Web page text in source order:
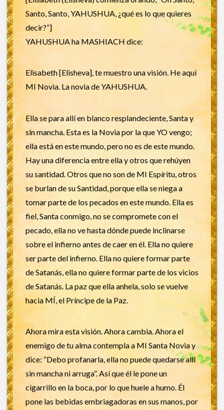
Santo, Santo, YAHUSHUA, ¿qué es lo que quieres
decir?”]
YAHUSHUA ha MASHIACH dice:
Elisabeth [Elisheva], te muestro una visión. He aquí
MI Novia. La novia de YAHUSHUA.
Ella se para allí en blanco resplandeciente, Santa y
sin mancha. Esta es la Novia por la que YO vengo;
ella está en este mundo, pero no es de este mundo.
Hay una diferencia entre ella y otros que rehúyen
su santidad. Otros que no son de MI Espíritu, otros
se burlan de su Santidad, porque ella se niega a
tomar parte de los pecados en este mundo. Ella es
fiel, Santa conmigo, no se compromete con el
pecado, ella no ve hasta dónde puede inclinarse
sobre el infierno antes de caer en él. Ella no quiere
ser parte del infierno. Ella no quiere formar parte
de Satanás, ella no quiere formar parte de los vicios
de Satanás. La paz que ella anhela, solo se vuelve
hacia MÍ, el Príncipe de la Paz.
Ahora mira esta visión. Ahora cambia. Ahora el
enemigo de tu alma contempla a MI Santa Novia y
dice: “Debo profanarla, ella no puede quedarse allí
sin mancha ni arruga”. Así que él le pone un
cigarrillo en la boca, por lo que huele a humo. Él
pone las bebidas embriagadoras en sus manos, por